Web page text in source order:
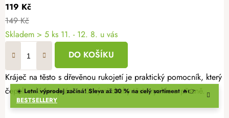
☀️ Letní výprodej začíná! Sleva až 30 % na celý sortiment🔥👉
BESTSELLERY
119 Kč
149 Kč
Skladem > 5 ks 11. - 12. 8. u vás
DO KOŠÍKU
Kráječ na těsto s dřevěnou rukojetí je praktický pomocník,
čepeli zvládne práci s různými druhy těsta rychle a přesně.